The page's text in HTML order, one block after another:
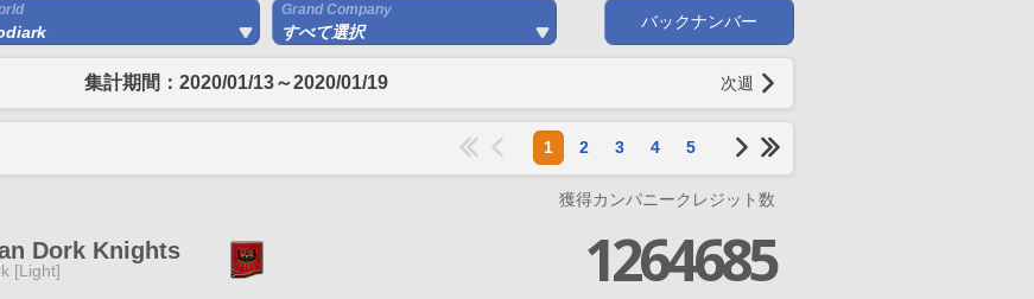
Grand Company
すべて選択
バックナンバー
集計期間：2020/01/13～2020/01/19 次週
1 2 3 4 5
獲得カンパニークレジット数
Dork Knights
[Light]
1264685